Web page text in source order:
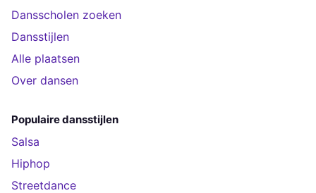
Dansscholen zoeken
Dansstijlen
Alle plaatsen
Over dansen
Populaire dansstijlen
Salsa
Hiphop
Streetdance